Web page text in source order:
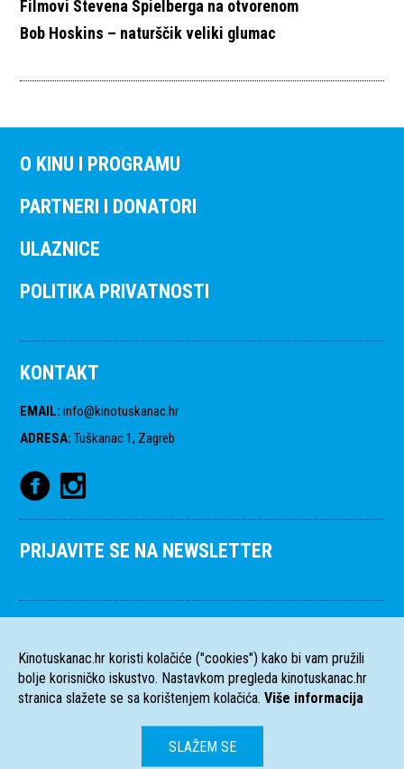
Filmovi Stevena Spielberga na otvorenom
Bob Hoskins – naturščik veliki glumac
O KINU I PROGRAMU
PARTNERI I DONATORI
ULAZNICE
POLITIKA PRIVATNOSTI
KONTAKT
EMAIL: info@kinotuskanac.hr
ADRESA: Tuškanac 1, Zagreb
PRIJAVITE SE NA NEWSLETTER
Kinotuskanac.hr koristi kolačiće ("cookies") kako bi vam pružili
bolje korisničko iskustvo. Nastavkom pregleda kinotuskanac.hr
stranica slažete se sa korištenjem kolačića. Više informacija
SLAŽEM SE